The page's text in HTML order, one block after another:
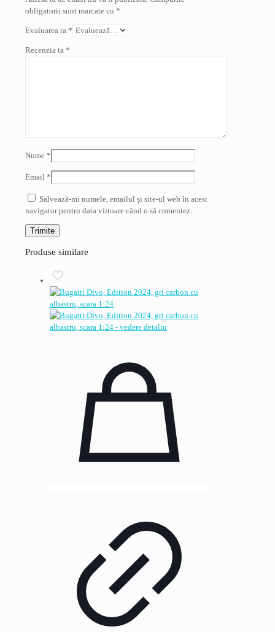
obligatorii sunt marcate cu *
Evaluarea ta *
Recenzia ta *
Nume *
Email *
Salvează-mi numele, emailul și site-ul web în acest
navigator pentru data viitoare când o să comentez.
Produse similare